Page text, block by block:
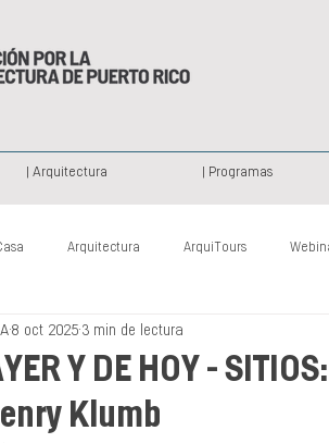
| Arquitectura | Programas
Arquitectura ArquiTours
Publicación Patrimonio Histórico
Somos Creativos
Y DE HOY -
Klumb
8 oct 2025 3 min de lectura